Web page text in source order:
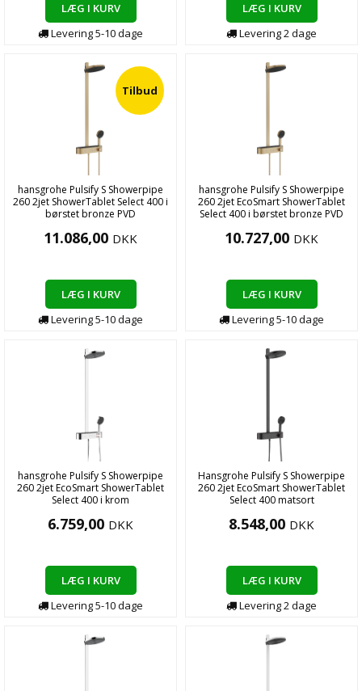
LÆG I KURV
Levering5-10dage
LÆG I KURV
Levering2dage
Tilbud
hansgrohe Pulsify S Showerpipe
260 2jet ShowerTablet Select 400 i
børstet bronze PVD
11.086,00 DKK
LÆG I KURV
Levering5-10dage
hansgrohe Pulsify S Showerpipe
260 2jet EcoSmart ShowerTablet
Select 400 i børstet bronze PVD
10.727,00 DKK
LÆG I KURV
Levering5-10dage
hansgrohe Pulsify S Showerpipe
260 2jet EcoSmart ShowerTablet
Select 400 i krom
6.759,00 DKK
LÆG I KURV
Levering5-10dage
Hansgrohe Pulsify S Showerpipe
260 2jet EcoSmart ShowerTablet
Select 400 matsort
8.548,00 DKK
LÆG I KURV
Levering2dage